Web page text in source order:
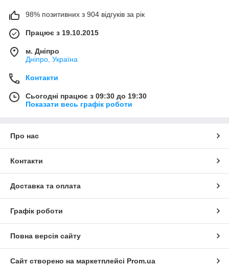
98% позитивних з 904 відгуків за рік
Працює з 19.10.2015
м. Дніпро
Дніпро, Україна
Контакти
Сьогодні працює з 09:30 до 19:30
Показати весь графік роботи
Про нас
Контакти
Доставка та оплата
Графік роботи
Повна версія сайту
Сайт створено на маркетплейсі Prom.ua